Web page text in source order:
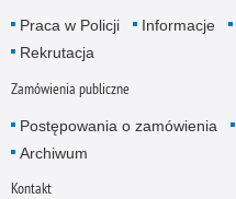
Praca w Policji Informacje
Rekrutacja
Zamówienia publiczne
Postępowania o zamówienia
Archiwum
Kontakt